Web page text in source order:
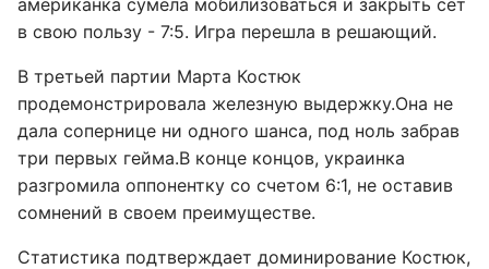
американка сумела мобилизоваться и закрыть сет
в свою пользу - 7:5. Игра перешла в решающий.
В третьей партии Марта Костюк
продемонстрировала железную выдержку.Она не
дала сопернице ни одного шанса, под ноль забрав
три первых гейма.В конце концов, украинка
разгромила оппонентку со счетом 6:1, не оставив
сомнений в своем преимуществе.
Статистика подтверждает доминирование Костюк,